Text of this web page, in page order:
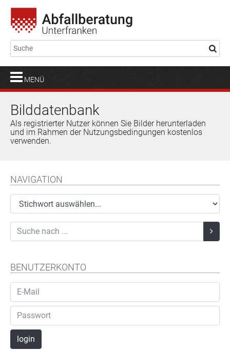
MENÜ
Bilddatenbank
Als registrierter Nutzer können Sie Bilder herunterladen
und im Rahmen der Nutzungsbedingungen kostenlos
verwenden.
NAVIGATION
BENUTZERKONTO
login